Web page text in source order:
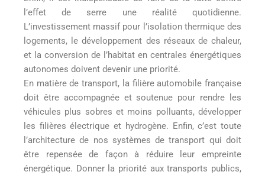
l’effet de serre une réalité quotidienne.
L’investissement massif pour l’isolation thermique des
logements, le développement des réseaux de chaleur,
et la conversion de l’habitat en centrales énergétiques
autonomes doivent devenir une priorité.
En matière de transport, la filière automobile française
doit être accompagnée et soutenue pour rendre les
véhicules plus sobres et moins polluants, développer
les filières électrique et hydrogène. Enfin, c’est toute
l’architecture de nos systèmes de transport qui doit
être repensée de façon à réduire leur empreinte
énergétique. Donner la priorité aux transports publics,